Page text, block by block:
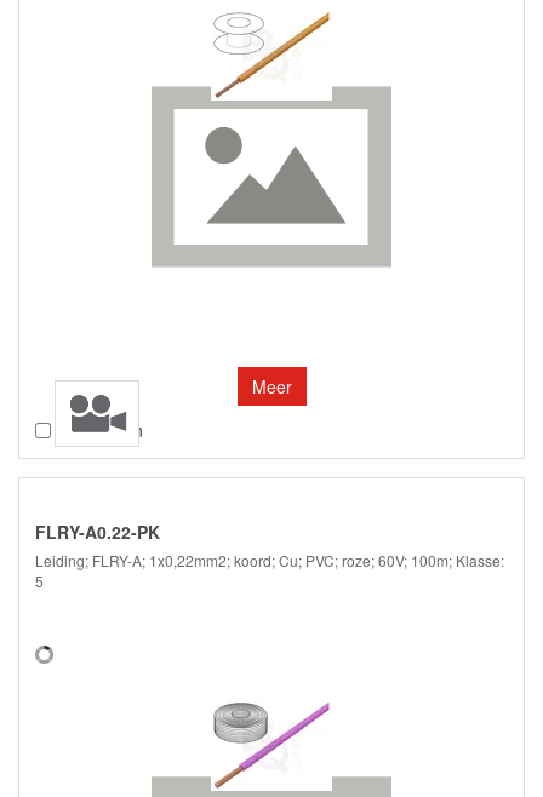
Meer
Vergelijken
FLRY-A0.22-PK
Leiding; FLRY-A; 1x0,22mm2; koord; Cu; PVC; roze; 60V; 100m; Klasse:
5